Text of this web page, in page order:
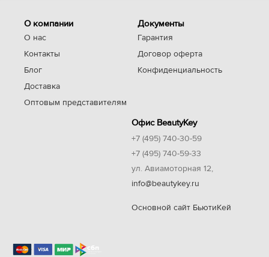
О компании
О нас
Контакты
Блог
Доставка
Оптовым представителям
Документы
Гарантия
Договор оферта
Конфиденциальность
Офис BeautyKey
+7 (495) 740-30-59
+7 (495) 740-59-33
ул. Авиамоторная 12,
info@beautykey.ru
Основной сайт БьютиКей